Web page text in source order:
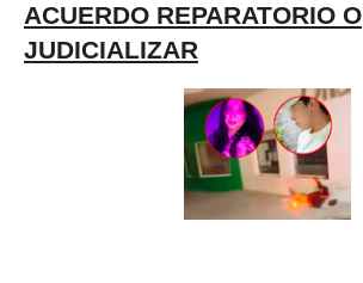
ACUERDO REPARATORIO O
JUDICIALIZAR